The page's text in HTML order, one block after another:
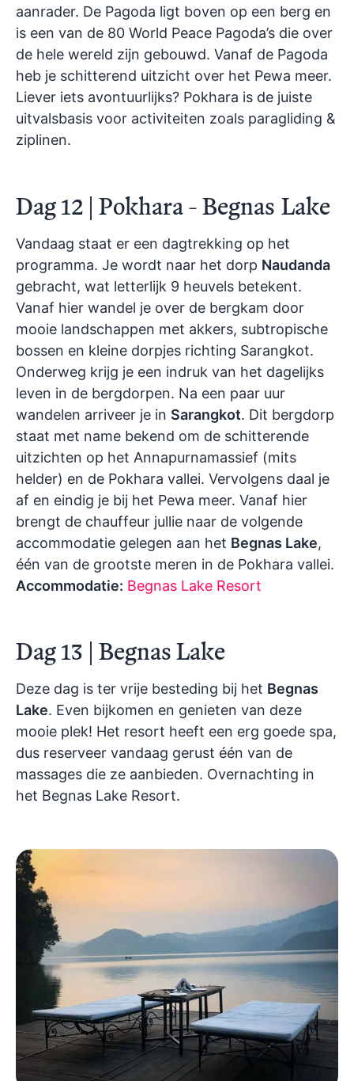
aanrader. De Pagoda ligt boven op een berg en
is een van de 80 World Peace Pagoda’s die over
de hele wereld zijn gebouwd. Vanaf de Pagoda
heb je schitterend uitzicht over het Pewa meer.
Liever iets avontuurlijks? Pokhara is de juiste
uitvalsbasis voor activiteiten zoals paragliding &
ziplinen.
Dag 12 | Pokhara - Begnas Lake
Vandaag staat er een dagtrekking op het
programma. Je wordt naar het dorp Naudanda
gebracht, wat letterlijk 9 heuvels betekent.
Vanaf hier wandel je over de bergkam door
mooie landschappen met akkers, subtropische
bossen en kleine dorpjes richting Sarangkot.
Onderweg krijg je een indruk van het dagelijks
leven in de bergdorpen. Na een paar uur
wandelen arriveer je in Sarangkot. Dit bergdorp
staat met name bekend om de schitterende
uitzichten op het Annapurnamassief (mits
helder) en de Pokhara vallei. Vervolgens daal je
af en eindig je bij het Pewa meer. Vanaf hier
brengt de chauffeur jullie naar de volgende
accommodatie gelegen aan het Begnas Lake,
één van de grootste meren in de Pokhara vallei.
Accommodatie: Begnas Lake Resort
Dag 13 | Begnas Lake
Deze dag is ter vrije besteding bij het Begnas
Lake. Even bijkomen en genieten van deze
mooie plek! Het resort heeft een erg goede spa,
dus reserveer vandaag gerust één van de
massages die ze aanbieden. Overnachting in
het Begnas Lake Resort.